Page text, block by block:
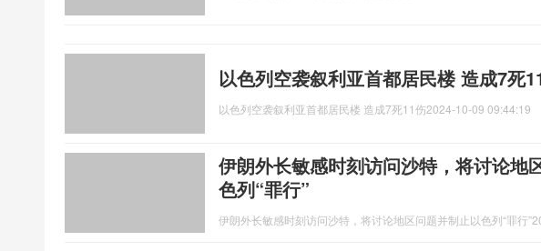
以色列空袭叙利亚首都居民楼 造成7死
以色列空袭叙利亚首都居民楼 造成7死11伤2024-10-09 09:44:19
伊朗外长敏感时刻访问沙特，将讨论地
色列“罪行”
伊朗外长敏感时刻访问沙特，将讨论地区问题并制止以色列“罪行”